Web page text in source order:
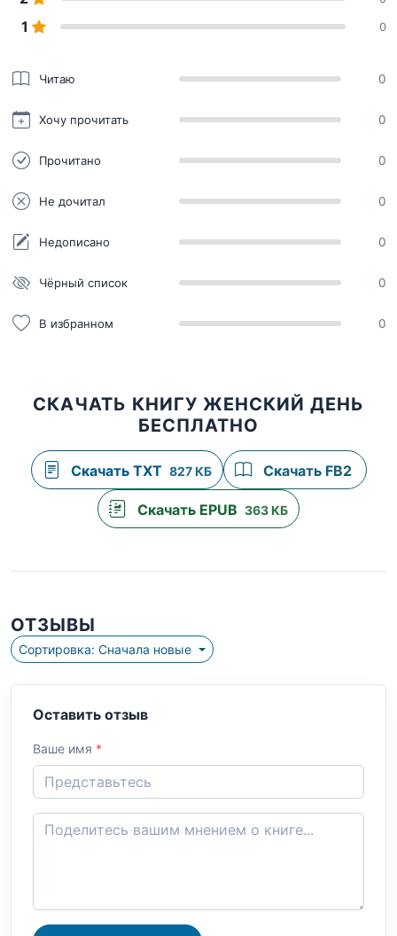
1 0
Читаю 0
Хочу прочитать 0
Прочитано 0
Не дочитал 0
Недописано 0
Чёрный список 0
В избранном 0
СКАЧАТЬ КНИГУ ЖЕНСКИЙ ДЕНЬ
БЕСПЛАТНО
Скачать TXT 827 КБ Скачать FB2
Скачать EPUB 363 КБ
ОТЗЫВЫ
Сортировка: Сначала новые
Оставить отзыв
Ваше имя *